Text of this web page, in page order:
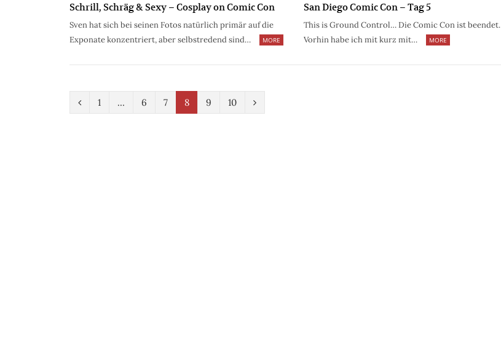
Schrill, Schräg & Sexy – Cosplay on Comic Con
Sven hat sich bei seinen Fotos natürlich primär auf die
Exponate konzentriert, aber selbstredend sind…
MORE
San Diego Comic Con – Tag 5
This is Ground Control… Die Comic Con ist beendet.
Vorhin habe ich mit kurz mit…
MORE
P
1 … 6 7 8 9 10
N